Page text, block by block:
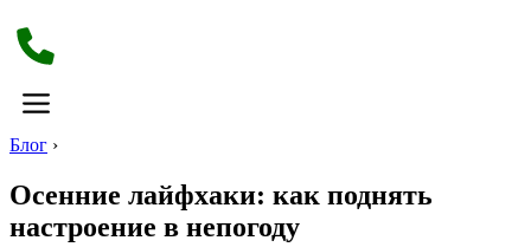
Блог ›
Осенние лайфхаки: как поднять
настроение в непогоду